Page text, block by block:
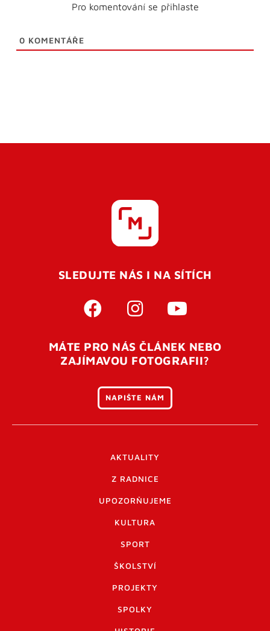
Pro komentování se přihlaste
0 KOMENTÁŘE
SLEDUJTE NÁS I NA SÍTÍCH
MÁTE PRO NÁS ČLÁNEK NEBO
ZAJÍMAVOU FOTOGRAFII?
NAPIŠTE NÁM
AKTUALITY
Z RADNICE
UPOZORŇUJEME
KULTURA
SPORT
ŠKOLSTVÍ
PROJEKTY
SPOLKY